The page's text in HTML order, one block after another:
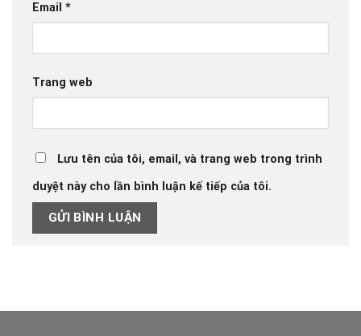
Email *
Trang web
Lưu tên của tôi, email, và trang web trong trình
duyệt này cho lần bình luận kế tiếp của tôi.